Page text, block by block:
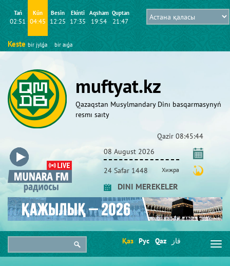
Tań
02:51
Kún
04:45
Besіn
12:25
Ekіntі
17:35
Aqsham
19:54
Quptan
21:47
Keste bіr jylǵa bіr aıǵa
muftyat.kz
Qazaqstan Musylmandary Dіnı basqarmasynyń
resmı saıty
Qazіr 08:45:44
08 August 2026
24 Safar 1448 Хижра
DINI MEREKELER
Қаз Рус Qaz قاز